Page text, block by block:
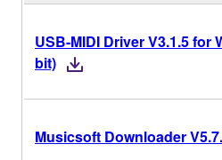
USB-MIDI Driver V3.1.5 for
bit)
Musicsoft Downloader